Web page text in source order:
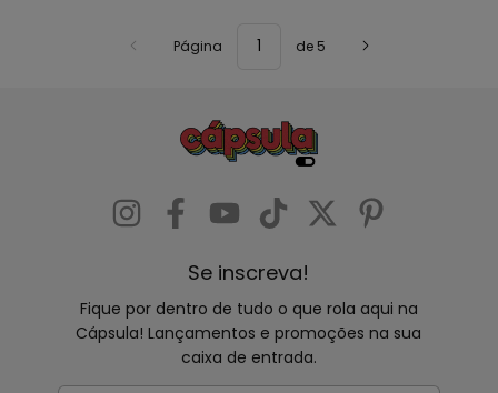
Página de 5
Se inscreva!
Fique por dentro de tudo o que rola aqui na
Cápsula! Lançamentos e promoções na sua
caixa de entrada.